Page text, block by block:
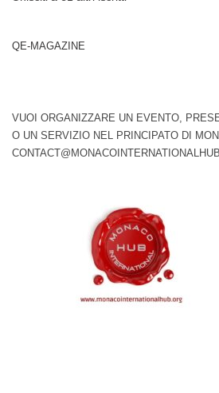
QE-MAGAZINE
VUOI ORGANIZZARE UN EVENTO,
O UN SERVIZIO NEL PRINCIPATO DI